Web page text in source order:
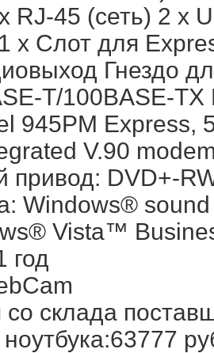
RJ-45 (сеть) 2 x
x Слот для
Гнездо
T/100BASE-
945PM Express,
V.90
привод: DVD+-
Windows®
Vista™
год
со склада